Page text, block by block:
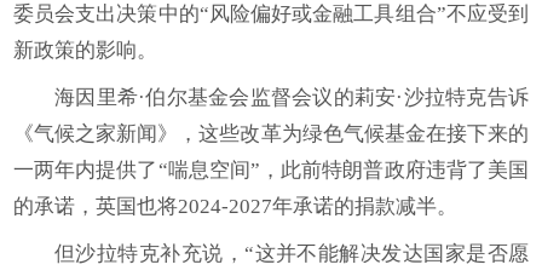
委员会支出决策中的“风险偏好或金融工具组合”不应受到
新政策的影响。
海因里希·伯尔基金会监督会议的莉安·沙拉特克告诉
《气候之家新闻》，这些改革为绿色气候基金在接下来的
一两年内提供了“喘息空间”，此前特朗普政府违背了美国
的承诺，英国也将2024-2027年承诺的捐款减半。
但沙拉特克补充说，“这并不能解决发达国家是否愿